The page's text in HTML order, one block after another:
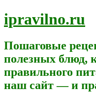
ipravilno.ru
Пошаговые
полезных блюд,
правильного
наш сайт — и